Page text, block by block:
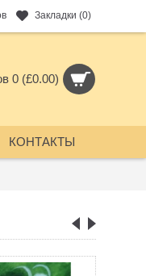
Закладки (0)
0 (£0.00)
КОНТАКТЫ